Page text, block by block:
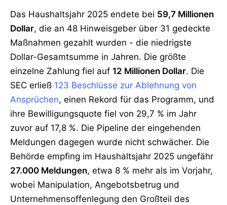
Das Haushaltsjahr 2025 endete bei 59,7 Millionen
Dollar, die an 48 Hinweisgeber über 31 gedeckte
Maßnahmen gezahlt wurden - die niedrigste
Dollar-Gesamtsumme in Jahren. Die größte
einzelne Zahlung fiel auf 12 Millionen Dollar. Die
SEC erließ 123 Beschlüsse zur Ablehnung von
Ansprüchen, einen Rekord für das Programm, und
ihre Bewilligungsquote fiel von 29,7 % im Jahr
zuvor auf 17,8 %. Die Pipeline der eingehenden
Meldungen dagegen wurde nicht schwächer. Die
Behörde empfing im Haushaltsjahr 2025 ungefähr
27.000 Meldungen, etwa 8 % mehr als im Vorjahr,
wobei Manipulation, Angebotsbetrug und
Unternehmensoffenlegung den Großteil des